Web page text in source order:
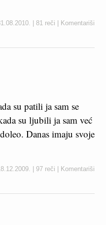
81 reči Komentariši
su patili ja sam se
su ljubili ja sam već
Danas imaju svoje
97 reči Komentariši